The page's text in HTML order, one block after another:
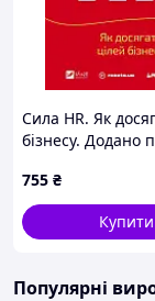
Сила HR. Як
бізнесу. Додано
Книга Оксана
Vivat (978-617-
755 ₴
Купити
Популярні